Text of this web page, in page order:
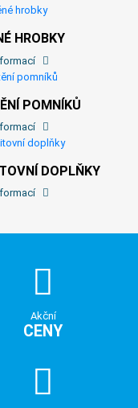
HROBKY
POMNÍKŮ
DOPLŇKY
Akční
CENY